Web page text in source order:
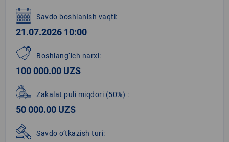
Savdo boshlanish vaqti:
21.07.2026 10:00
Boshlang‘ich narxi:
100 000.00 UZS
Zakalat puli miqdori (50%) :
50 000.00 UZS
Savdo o‘tkazish turi: